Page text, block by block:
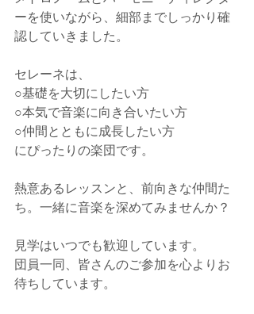
ーを使いながら、細部までしっかり確
認していきました。
セレーネは、
○基礎を大切にしたい方
○本気で音楽に向き合いたい方
○仲間とともに成長したい方
にぴったりの楽団です。
熱意あるレッスンと、前向きな仲間た
ち。一緒に音楽を深めてみませんか？
見学はいつでも歓迎しています。
団員一同、皆さんのご参加を心よりお
待ちしています。